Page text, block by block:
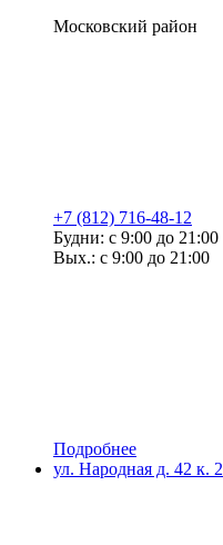
Московский район
+7 (812) 716-48-12
Будни: с 9:00 до 21:00
Вых.: с 9:00 до 21:00
Подробнее
ул. Народная д. 42 к. 2